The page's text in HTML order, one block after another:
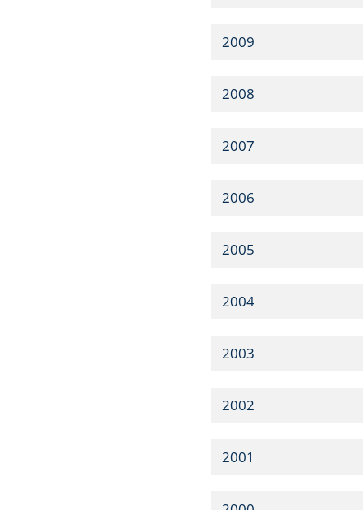
2009
2008
2007
2006
2005
2004
2003
2002
2001